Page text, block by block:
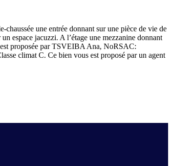
une entrée donnant sur une pièce de vie de
espace jacuzzi. A l’étage une mezzanine donnant
est proposée par TSVEIBA Ana, NoRSAC:
climat C. Ce bien vous est proposé par un agent